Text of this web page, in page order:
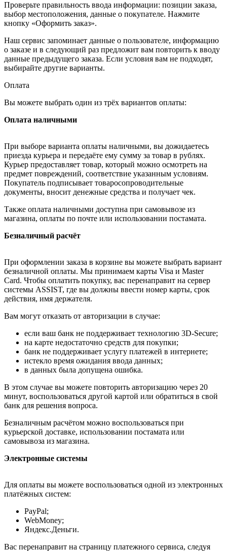
Проверьте правильность ввода информации: позиции заказа,
выбор местоположения, данные о покупателе. Нажмите
кнопку «Оформить заказ».
Наш сервис запоминает данные о пользователе, информацию
о заказе и в следующий раз предложит вам повторить к вводу
данные предыдущего заказа. Если условия вам не подходят,
выбирайте другие варианты.
Оплата
Вы можете выбрать один из трёх вариантов оплаты:
Оплата наличными
При выборе варианта оплаты наличными, вы дожидаетесь
приезда курьера и передаёте ему сумму за товар в рублях.
Курьер предоставляет товар, который можно осмотреть на
предмет повреждений, соответствие указанным условиям.
Покупатель подписывает товаросопроводительные
документы, вносит денежные средства и получает чек.
Также оплата наличными доступна при самовывозе из
магазина, оплаты по почте или использовании постамата.
Безналичный расчёт
При оформлении заказа в корзине вы можете выбрать вариант
безналичной оплаты. Мы принимаем карты Visa и Master
Card. Чтобы оплатить покупку, вас перенаправит на сервер
системы ASSIST, где вы должны ввести номер карты, срок
действия, имя держателя.
Вам могут отказать от авторизации в случае:
если ваш банк не поддерживает технологию 3D-Secure;
на карте недостаточно средств для покупки;
банк не поддерживает услугу платежей в интернете;
истекло время ожидания ввода данных;
в данных была допущена ошибка.
В этом случае вы можете повторить авторизацию через 20
минут, воспользоваться другой картой или обратиться в свой
банк для решения вопроса.
Безналичным расчётом можно воспользоваться при
курьерской доставке, использовании постамата или
самовывоза из магазина.
Электронные системы
Для оплаты вы можете воспользоваться одной из электронных
платёжных систем:
PayPal;
WebMoney;
Яндекс.Деньги.
Вас перенаправит на страницу платежного сервиса, следуя